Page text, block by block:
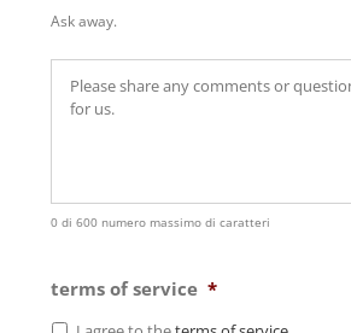
Ask away.
0 di 600 numero massimo di caratteri
terms of service *